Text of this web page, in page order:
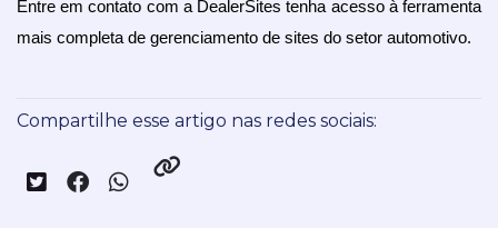
Entre em contato com a DealerSites tenha acesso à ferramenta
mais completa de gerenciamento de sites do setor automotivo.
Compartilhe esse artigo nas redes sociais: